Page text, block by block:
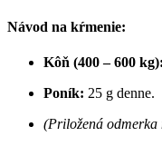
Návod na kŕmenie:
Kôň (400 – 600 kg):
Poník: 25 g denne.
(Priložená odmerka